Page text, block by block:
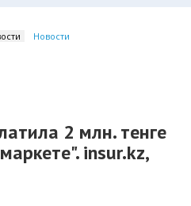
Новости
2 млн. тенге
insur.kz,